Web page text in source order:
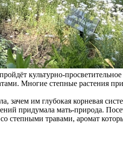
культурно-
Многие степные растения
им глубокая корневая
придумала мать-природа.
степными травами, аромат